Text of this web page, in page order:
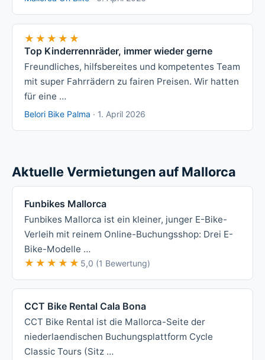
★★★★★
★★★★★
Top Kinderrennräder, immer wieder gerne
Freundliches, hilfsbereites und kompetentes Team
mit super Fahrrädern zu fairen Preisen. Wir hatten
für eine …
Belori Bike Palma · 1. April 2026
Aktuelle Vermietungen auf Mallorca
Funbikes Mallorca
Funbikes Mallorca ist ein kleiner, junger E-Bike-
Verleih mit reinem Online-Buchungsshop: Drei E-
Bike-Modelle …
★★★★★
★★★★★ 5,0 (1 Bewertung)
CCT Bike Rental Cala Bona
CCT Bike Rental ist die Mallorca-Seite der
niederlaendischen Buchungsplattform Cycle
Classic Tours (Sitz …